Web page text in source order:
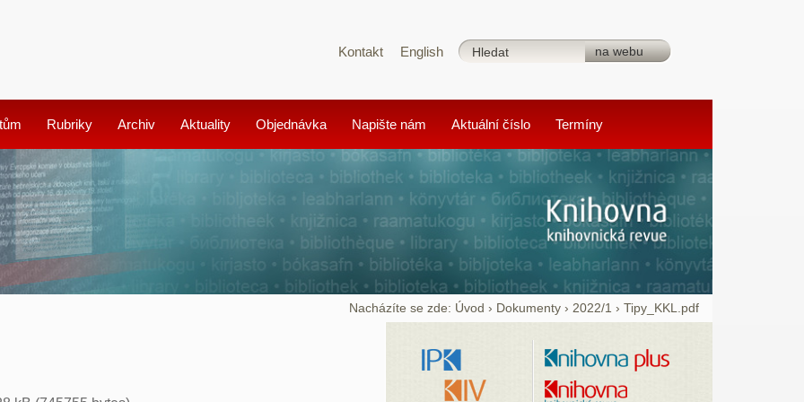
Kontakt English
Rubriky Archiv Aktuality Objednávka Napište nám Aktuální číslo Termíny
Nacházíte se zde: Úvod › Dokumenty › 2022/1 ›Tipy_KKL.pdf